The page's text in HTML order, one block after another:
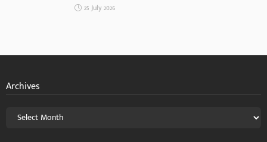
25 July 2026
Archives